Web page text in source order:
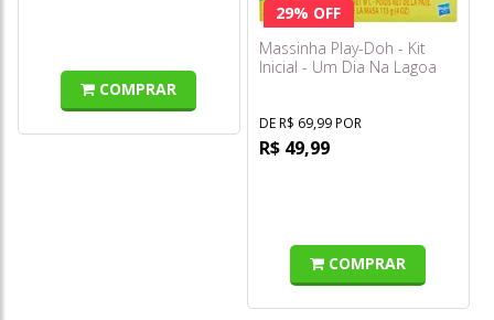
COMPRAR
29% OFF
Massinha Play-Doh - Kit
Inicial - Um Dia Na Lagoa
DE R$ 69,99 POR
R$ 49,99
COMPRAR